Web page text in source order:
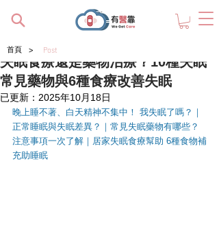
失眠食療還是藥物治療？10種失眠
常見藥物與6種食療改善失眠
已更新： 2025年10月18日
晚上睡不著、白天精神不集中！ 我失眠了嗎？ ｜
正常睡眠與失眠差異？ ｜ 常見失眠藥物有哪些？
注意事項一次了解 ｜ 居家失眠食療幫助 6種食物補
充助睡眠
首頁 > Post